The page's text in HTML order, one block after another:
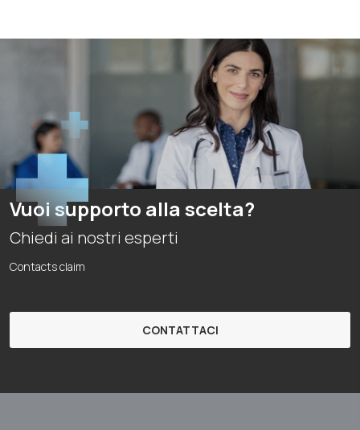
Vuoi supporto alla scelta?
Chiedi ai nostri esperti
Contacts claim
CONTATTACI